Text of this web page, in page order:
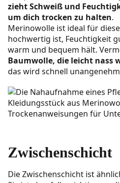
zieht Schweiß und
um dich trocken zu halten.
Merinowolle ist ideal für
hochwertig ist, Feuchtigkeit
warm und bequem hält.
Baumwolle, die leicht nass
das wird schnell
Zwischenschicht
Die Zwischenschicht ist